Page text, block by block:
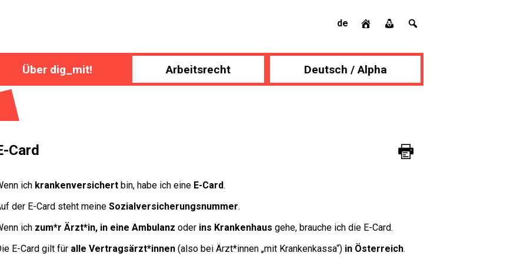
de
Über dig_mit! Arbeitsrecht Deutsch / Alpha
Card
ich krankenversichert bin, habe ich eine E-Card.
der E-Card steht meine Sozialversicherungsnummer.
ich zum*r Ärzt*in, in eine Ambulanz oder ins Krankenhaus gehe, brauche ich die E-Card.
E-Card gilt für alle Vertragsärzt*innen (also bei Ärzt*innen „mit Krankenkassa“) in Österreich.